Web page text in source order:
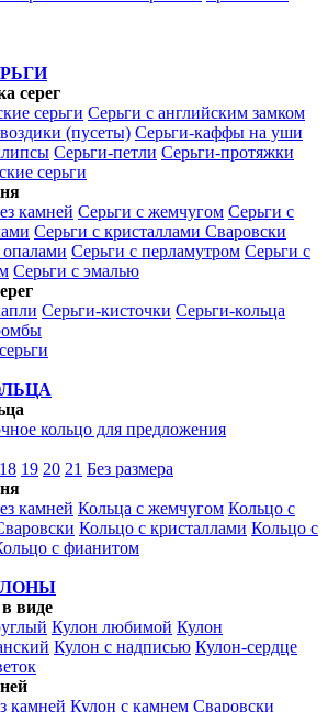
серег
серьги Серьги с английским замком
(пусеты) Серьги-каффы на уши
Серьги-петли Серьги-протяжки
серьги
камней Серьги с жемчугом Серьги с
Серьги с кристаллами Сваровски
Серьги с перламутром Серьги с
Серьги с эмалью
Серьги-кисточки Серьги-кольца
кольцо для предложения
18 19 20 21 Без размера
камней Кольца с жемчугом Кольцо с
Кольцо с кристаллами Кольцо с
с фианитом
виде
Кулон любимой Кулон
Кулон с надписью Кулон-сердце
камней Кулон с камнем Сваровски